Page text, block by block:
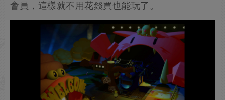
會員，這樣就不用花錢買也能玩了。